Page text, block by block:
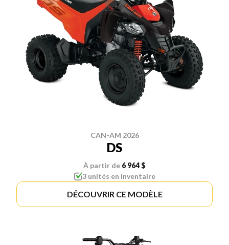
CAN-AM 2026
DS
À partir de 6 964 $
3 unités en inventaire
DÉCOUVRIR CE MODÈLE